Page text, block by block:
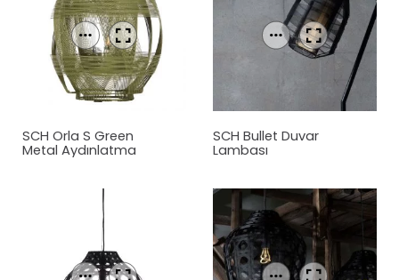
SCH Orla S Green
Metal Aydınlatma
SCH Bullet Duvar
Lambası